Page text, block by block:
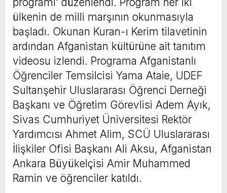
ülkenin de milli marşının okunmasıyla
başladı. Okunan Kuran-ı Kerim tilavetinin
ardından Afganistan kültürüne ait tanıtım
videosu izlendi. Programa Afganistanlı
Öğrenciler Temsilcisi Yama Ataie, UDEF
Sultanşehir Uluslararası Öğrenci Derneği
Başkanı ve Öğretim Görevlisi Adem Ayık,
Sivas Cumhuriyet Üniversitesi Rektör
Yardımcısı Ahmet Alim, SCÜ Uluslararası
İlişkiler Ofisi Başkanı Ali Aksu, Afganistan
Ankara Büyükelçisi Amir Muhammed
Ramin ve öğrenciler katıldı.